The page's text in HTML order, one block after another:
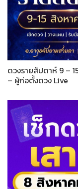
ดวงรายสัปดาห์ 9 –
– ผู้ก่อตั้งดวง Live